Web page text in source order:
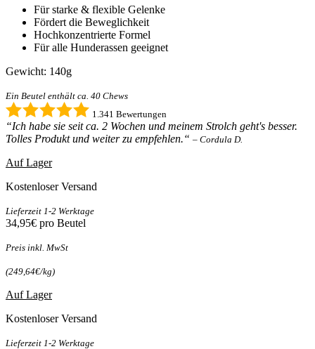
Für starke & flexible Gelenke
Fördert die Beweglichkeit
Hochkonzentrierte Formel
Für alle Hunderassen geeignet
Gewicht: 140g
Ein Beutel enthält ca. 40 Chews
1.341 Bewertungen
“Ich habe sie seit ca. 2 Wochen und meinem Strolch geht's besser.
Tolles Produkt und weiter zu empfehlen.“ – Cordula D.
Auf Lager
Kostenloser Versand
Lieferzeit 1-2 Werktage
34,95€ pro Beutel
Preis inkl. MwSt
(249,64€/kg)
Auf Lager
Kostenloser Versand
Lieferzeit 1-2 Werktage